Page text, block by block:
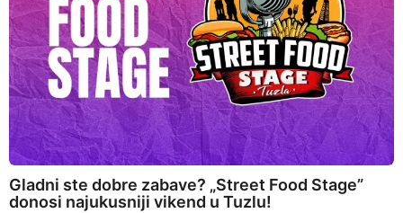
Gladni ste dobre zabave? „Street Food Stage”
donosi najukusniji vikend u Tuzlu!